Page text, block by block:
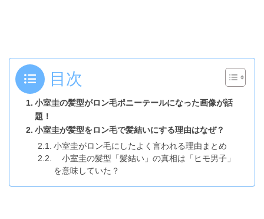
目次
小室圭の髪型がロン毛ポニーテールになった画像が話
題！
小室圭が髪型をロン毛で髪結いにする理由はなぜ？
小室圭がロン毛にしたよく言われる理由まとめ
小室圭の髪型「髪結い」の真相は「ヒモ男子」
を意味していた？